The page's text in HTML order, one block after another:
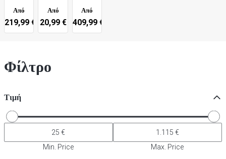
600
Βάθος
Από
219,99 €
700
Βάθος
Από
20,99 €
800
Βάθος
Από
409,99 €
Φίλτρο
Τιμή
Min. Price Max. Price